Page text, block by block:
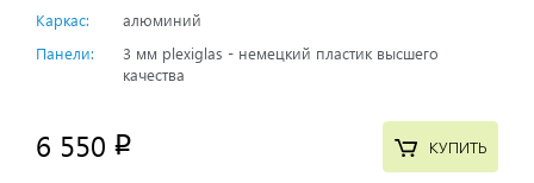
Каркас:
алюминий
Панели:
3 мм plexiglas - немецкий пластик высшего
качества
6 550 p КУПИТЬ